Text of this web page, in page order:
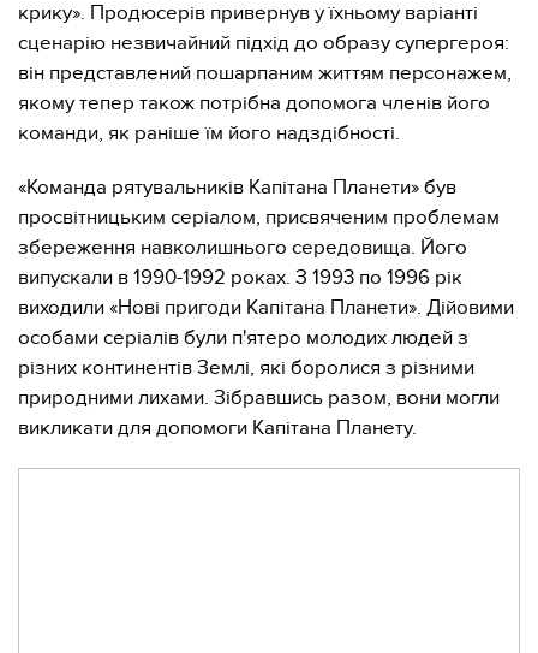
крику». Продюсерів привернув у їхньому варіанті
сценарію незвичайний підхід до образу супергероя:
він представлений пошарпаним життям персонажем,
якому тепер також потрібна допомога членів його
команди, як раніше їм його надздібності.
«Команда рятувальників Капітана Планети» був
просвітницьким серіалом, присвяченим проблемам
збереження навколишнього середовища. Його
випускали в 1990-1992 роках. З 1993 по 1996 рік
виходили «Нові пригоди Капітана Планети». Дійовими
особами серіалів були п'ятеро молодих людей з
різних континентів Землі, які боролися з різними
природними лихами. Зібравшись разом, вони могли
викликати для допомоги Капітана Планету.